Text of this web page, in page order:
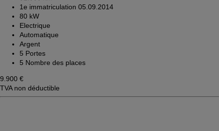
1e immatriculation 05.09.2014
80 kW
Electrique
Automatique
Argent
5 Portes
5 Nombre des places
9.900 €
TVA non déductible